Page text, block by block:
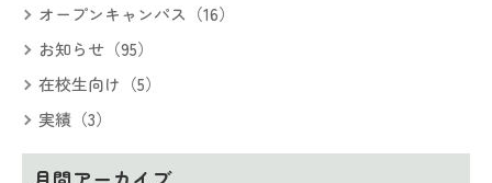
オープンキャンパス（16）
お知らせ（95）
在校生向け（5）
実績（3）